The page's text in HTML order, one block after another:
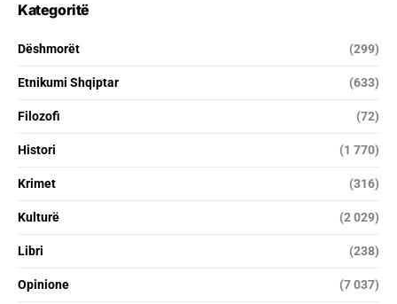
Kategoritë
Dëshmorët (299)
Etnikumi Shqiptar (633)
Filozofi (72)
Histori (1 770)
Krimet (316)
Kulturë (2 029)
Libri (238)
Opinione (7 037)